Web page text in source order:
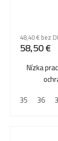
48,40 € bez
58,50 €
Nízka
35
36